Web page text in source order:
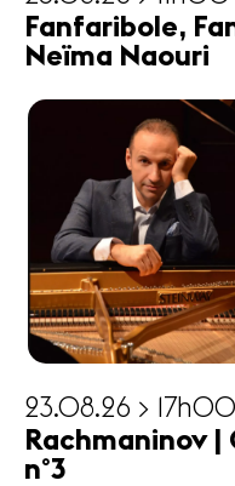
Fanfaribole,
Neïma Naouri
23.08.26 > 17h00
Rachmaninov
n°3